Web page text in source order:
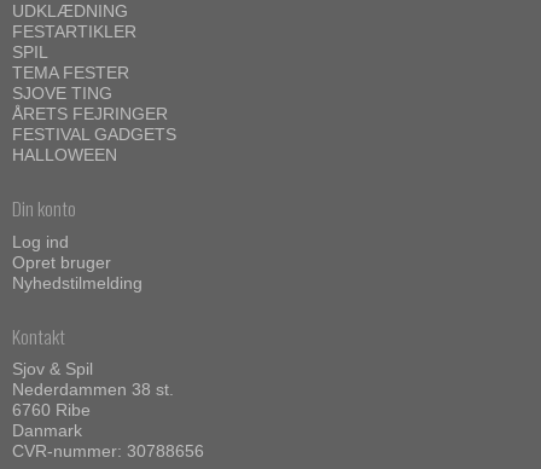
UDKLÆDNING
FESTARTIKLER
SPIL
TEMA FESTER
SJOVE TING
ÅRETS FEJRINGER
FESTIVAL GADGETS
HALLOWEEN
Din konto
Log ind
Opret bruger
Nyhedstilmelding
Kontakt
Sjov & Spil
Nederdammen 38 st.
6760 Ribe
Danmark
CVR-nummer: 30788656